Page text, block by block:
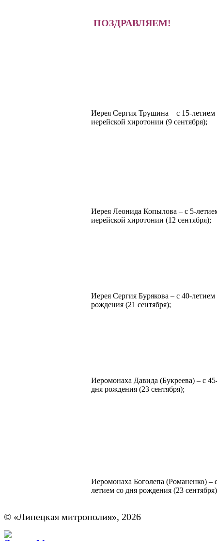
ПОЗДРАВЛЯЕМ!
Иерея Сергия Трушина – с 15-летием
иерейской хиротонии (9 сентября);
Иерея Леонида Копылова – с 5-
иерейской хиротонии (12 сентября);
Иерея Сергия Бурякова – с 40-летием
рождения (21 сентября);
Иеромонаха Давида (Букреева) – с
дня рождения (23 сентября);
Иеромонаха Боголепа (Романенко) –
летием со дня рождения (23
© «Липецкая митрополия», 2026